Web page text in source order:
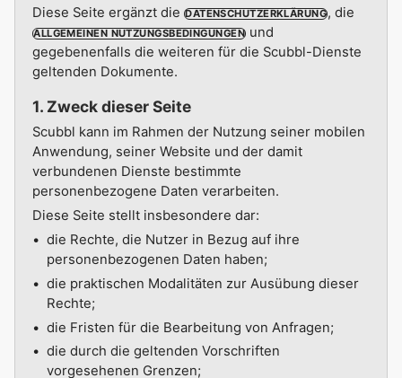
Diese Seite ergänzt dieDATENSCHUTZERKLÄRUNG, die
ALLGEMEINEN NUTZUNGSBEDINGUNGEN und
gegebenenfalls die weiteren für die Scubbl-Dienste
geltenden Dokumente.
1. Zweck dieser Seite
Scubbl kann im Rahmen der Nutzung seiner mobilen
Anwendung, seiner Website und der damit
verbundenen Dienste bestimmte
personenbezogene Daten verarbeiten.
Diese Seite stellt insbesondere dar:
die Rechte, die Nutzer in Bezug auf ihre
personenbezogenen Daten haben;
die praktischen Modalitäten zur Ausübung dieser
Rechte;
die Fristen für die Bearbeitung von Anfragen;
die durch die geltenden Vorschriften
vorgesehenen Grenzen;